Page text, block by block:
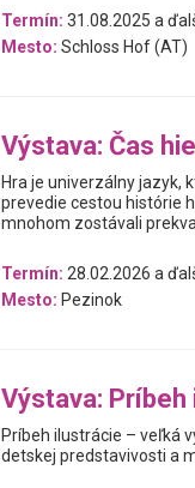
Termín: 31.08.2025 a
Mesto: Schloss Hof (AT)
Výstava: Čas
Hra je univerzálny jazyk,
prevedie cestou histórie
mnohom zostávali
Termín: 28.02.2026 a
Mesto: Pezinok
Výstava:
Príbeh ilustrácie – veľká
detskej predstavivosti a